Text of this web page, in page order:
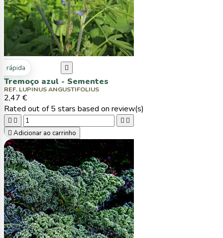
rápida 
Tremoço azul - Sementes
REF. LUPINUS ANGUSTIFOLIUS
2,47 €
Rated out of 5 stars based on review(s)
   
 Adicionar ao carrinho